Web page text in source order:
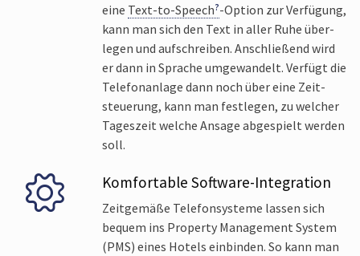
eine Text-to-Speech -Option zur Verfügung,
kann man sich den Text in aller Ruhe über­
legen und aufschreiben. Anschließend wird
er dann in Sprache umgewandelt. Verfügt die
Telefonanlage dann noch über eine Zeit­
steuerung, kann man festlegen, zu welcher
Tages­zeit welche Ansage abgespielt werden
soll.
Komfortable Software-Integration
Zeit­gemäße Telefon­systeme lassen sich
bequem ins Property Management System
(PMS) eines Hotels einbinden. So kann man